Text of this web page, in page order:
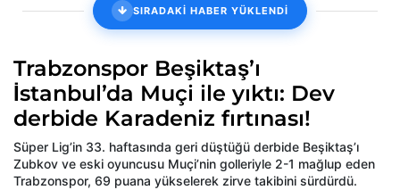
SIRADAKİ HABER YÜKLENDİ
Trabzonspor Beşiktaş’ı
İstanbul’da Muçi ile yıktı: Dev
derbide Karadeniz fırtınası!
Süper Lig’in 33. haftasında geri düştüğü derbide Beşiktaş’ı
Zubkov ve eski oyuncusu Muçi’nin golleriyle 2-1 mağlup eden
Trabzonspor, 69 puana yükselerek zirve takibini sürdürdü.